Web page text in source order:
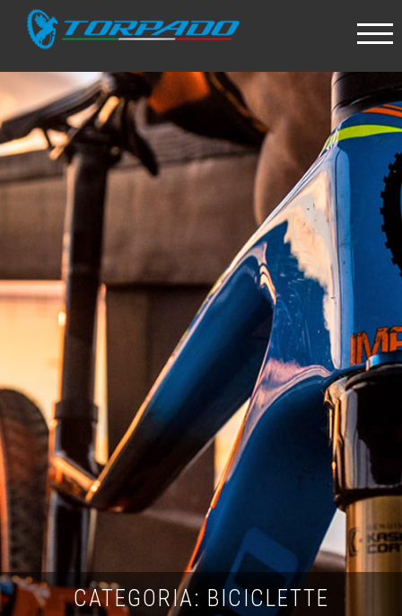
CATEGORIA: BICICLETTE